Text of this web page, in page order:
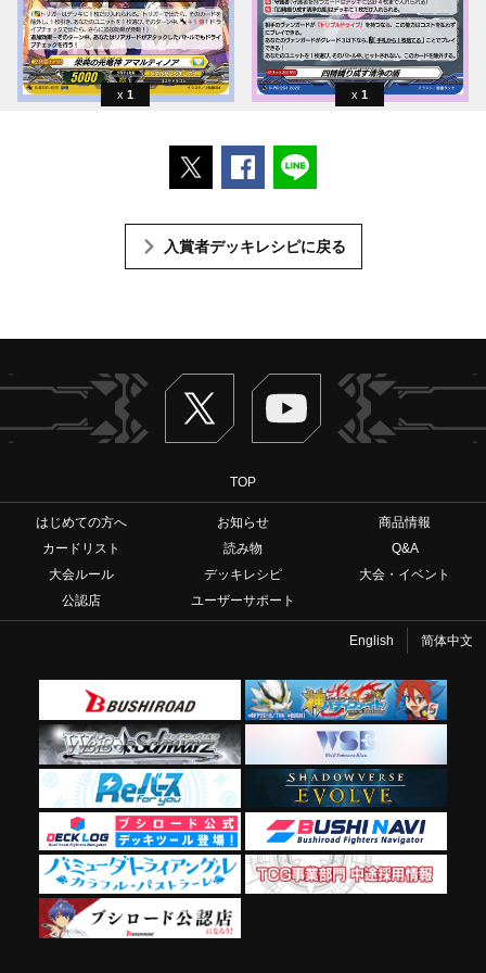
1 1
ポストするFacebookでシェアする
入賞者デッキレシピに戻る
Twitter ヴァンガードch
TOP
はじめての方へ お知らせ
商品情報
カードリスト
読み物
Q&A
大会ルール
デッキレシピ
大会・イベント
公認店
ユーザーサポート
English 简体中文